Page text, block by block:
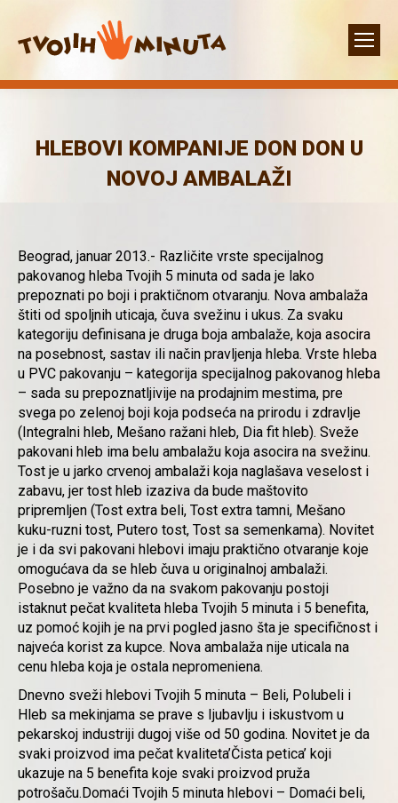
HLEBOVI KOMPANIJE DON DON U
NOVOJ AMBALAŽI
Beograd, januar 2013.- Različite vrste specijalnog
pakovanog hleba Tvojih 5 minuta od sada je lako
prepoznati po boji i praktičnom otvaranju. Nova ambalaža
štiti od spoljnih uticaja, čuva svežinu i ukus. Za svaku
kategoriju definisana je druga boja ambalaže, koja asocira
na posebnost, sastav ili način pravljenja hleba. Vrste hleba
u PVC pakovanju – kategorija specijalnog pakovanog hleba
– sada su prepoznatljivije na prodajnim mestima, pre
svega po zelenoj boji koja podseća na prirodu i zdravlje
(Integralni hleb, Mešano ražani hleb, Dia fit hleb). Sveže
pakovani hleb ima belu ambalažu koja asocira na svežinu.
Tost je u jarko crvenoj ambalaži koja naglašava veselost i
zabavu, jer tost hleb izaziva da bude maštovito
pripremljen (Tost extra beli, Tost extra tamni, Mešano
kuku-ruzni tost, Putero tost, Tost sa semenkama). Novitet
je i da svi pakovani hlebovi imaju praktično otvaranje koje
omogućava da se hleb čuva u originalnoj ambalaži.
Posebno je važno da na svakom pakovanju postoji
istaknut pečat kvaliteta hleba Tvojih 5 minuta i 5 benefita,
uz pomoć kojih je na prvi pogled jasno šta je specifičnost i
najveća korist za kupce. Nova ambalaža nije uticala na
cenu hleba koja je ostala nepromeniena.
Dnevno sveži hlebovi Tvojih 5 minuta – Beli, Polubeli i
Hleb sa mekinjama se prave s Ijubavlju i iskustvom u
pekarskoj industriji dugoj više od 50 godina. Novitet je da
svaki proizvod ima pečat kvaliteta’Čista petica’ koji
ukazuje na 5 benefita koje svaki proizvod pruža
potrošaču.Domaći Tvojih 5 minuta hlebovi – Domaći beli,